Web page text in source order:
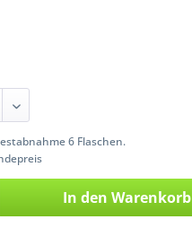
6 Flaschen.
In den Warenkorb